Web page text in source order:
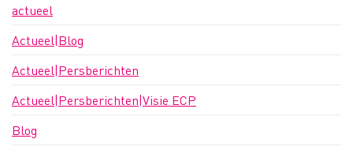
actueel
Actueel|Blog
Actueel|Persberichten
Actueel|Persberichten|Visie ECP
Blog